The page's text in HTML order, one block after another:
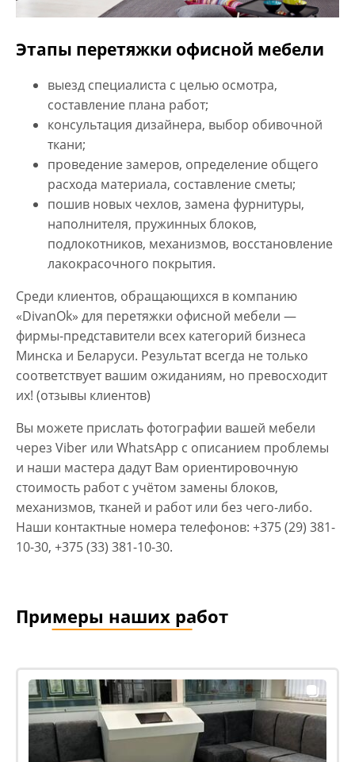
Этапы перетяжки офисной мебели
выезд специалиста с целью осмотра,
составление плана работ;
консультация дизайнера, выбор обивочной
ткани;
проведение замеров, определение общего
расхода материала, составление сметы;
пошив новых чехлов, замена фурнитуры,
наполнителя, пружинных блоков,
подлокотников, механизмов, восстановление
лакокрасочного покрытия.
Среди клиентов, обращающихся в компанию
«DivanOk» для перетяжки офисной мебели —
фирмы-представители всех категорий бизнеса
Минска и Беларуси. Результат всегда не только
соответствует вашим ожиданиям, но превосходит
их! (отзывы клиентов)
Вы можете прислать фотографии вашей мебели
через Viber или WhatsApp с описанием проблемы
и наши мастера дадут Вам ориентировочную
стоимость работ с учётом замены блоков,
механизмов, тканей и работ или без чего-либо.
Наши контактные номера телефонов: +375 (29) 381-
10-30, +375 (33) 381-10-30.
Примеры наших работ